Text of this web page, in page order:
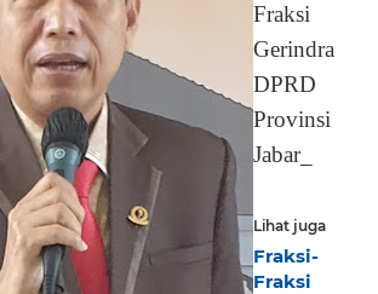
Fraksi
Gerindra
DPRD
Provinsi
Jabar_
Lihat juga
Fraksi-
Fraksi